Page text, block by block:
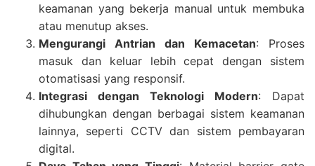
keamanan yang bekerja manual untuk membuka
atau menutup akses.
Mengurangi Antrian dan Kemacetan: Proses
masuk dan keluar lebih cepat dengan sistem
otomatisasi yang responsif.
Integrasi dengan Teknologi Modern: Dapat
dihubungkan dengan berbagai sistem keamanan
lainnya, seperti CCTV dan sistem pembayaran
digital.